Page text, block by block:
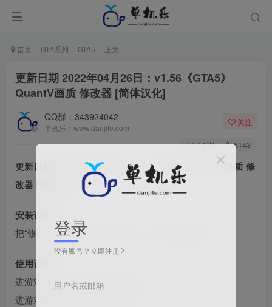
首页 GTA系列 GTA5 正文
更新日期 2022年04月26日：v1.56《GTA5》
QuantV画质 修改器 [简体汉化]
QQ群：343924042
单机乐：www.danjile.com
关注
4.6W+ 6143
更新日期 2022年04月26日：v1.56《GTA5》QuantV画质 修
改器 [简体汉化]
安装说明：
把“修改器”文件夹内的 所有文件，解压到游戏目录。
使用说明：
进游戏按“F5”键 打开 修改器菜单
进游戏按“F6”键 打开 自由翱翔
登录
没有账号？立即注册
用户名或邮箱